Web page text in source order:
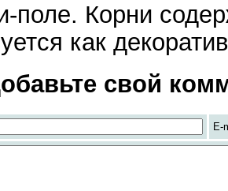
поле. Корни
как
свой
E-